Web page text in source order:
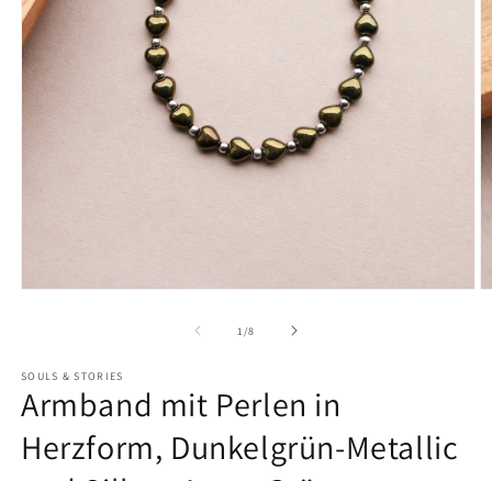
1 /von
8
SOULS & STORIES
Armband mit Perlen in
Herzform, Dunkelgrün-Metallic